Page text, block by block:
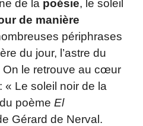
de la poésie, le soleil
de manière
périphrases
du jour, l’astre du
On le retrouve au cœur
« Le soleil noir de la
poème El
Gérard de Nerval.